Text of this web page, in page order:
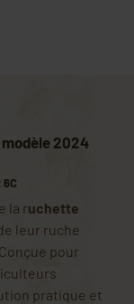
2024
la ruchette
leur ruche
pour
pratique et